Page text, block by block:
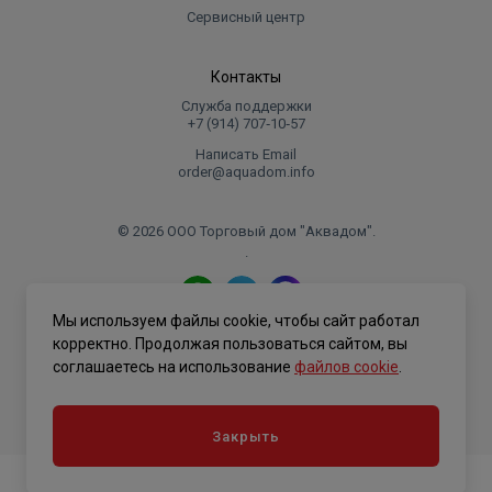
Сервисный центр
Контакты
Служба поддержки
+7 (914) 707‑10‑57
Написать Email
order@aquadom.info
© 2026 ООО Торговый дом "Аквадом".
.
Политика конфиденциальности
Мы используем файлы cookie, чтобы сайт работал
корректно. Продолжая пользоваться сайтом, вы
соглашаетесь на использование файлов cookie
Закрыть